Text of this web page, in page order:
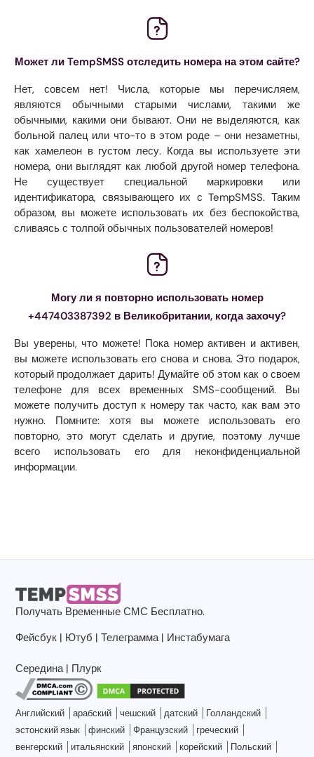
Может ли TempSMSS отследить номера на этом сайте?
Нет, совсем нет! Числа, которые мы перечисляем,
являются обычными старыми числами, такими же
обычными, какими они бывают. Они не выделяются, как
больной палец или что-то в этом роде – они незаметны,
как хамелеон в густом лесу. Когда вы используете эти
номера, они выглядят как любой другой номер телефона.
Не существует специальной маркировки или
идентификатора, связывающего их с TempSMSS. Таким
образом, вы можете использовать их без беспокойства,
сливаясь с толпой обычных пользователей номеров!
Могу ли я повторно использовать номер
+447403387392 в Великобритании, когда захочу?
Вы уверены, что можете! Пока номер активен и активен,
вы можете использовать его снова и снова. Это подарок,
который продолжает дарить! Думайте об этом как о своем
телефоне для всех временных SMS-сообщений. Вы
можете получить доступ к номеру так часто, как вам это
нужно. Помните: хотя вы можете использовать его
повторно, это могут сделать и другие, поэтому лучше
всего использовать его для неконфиденциальной
информации.
Получать Временные СМС Бесплатно.
Фейсбук | Ютуб |Телеграмма| Инстабумага
Середина| Плурк
Английский арабский чешский датский
Голландский
эстонский язык
финский Французский
греческий
венгерский
итальянский японский корейский Польский